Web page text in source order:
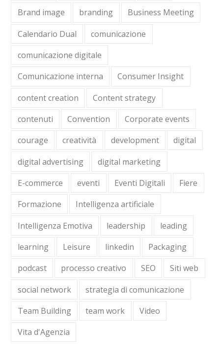
Brand image
branding
Business Meeting
Calendario Dual
comunicazione
comunicazione digitale
Comunicazione interna
Consumer Insight
content creation
Content strategy
contenuti
Convention
Corporate events
courage
creatività development
digital
digital advertising
digital marketing
E-commerce
eventi Eventi Digitali
Fiere
Formazione
Intelligenza artificiale
Intelligenza Emotiva
leadership
leading
learning
Leisure linkedin
Packaging
podcast
processo creativo SEO
Siti web
social network
strategia di comunicazione
Team Building
team work
Video
Vita d'Agenzia